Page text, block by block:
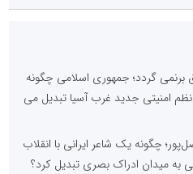
گردد؛ جمهوری اسلامی چگونه
نظم امنیتی جدید غرب آسیا تبدیل می
چگونه یک شاعر ایرانی با انقلاب
به میدان ادراک بصری تبدیل کرد؟